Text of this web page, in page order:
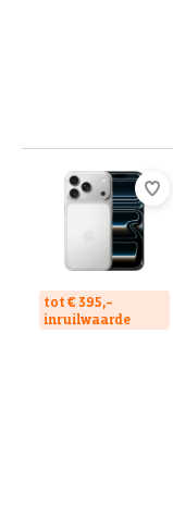
tot € 395,-
inruilwaarde
Beoordeling is 9,1 van